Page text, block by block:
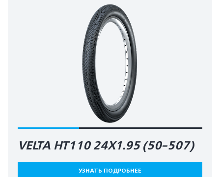
VELTA HT110 24X1.95 (50-507)
УЗНАТЬ ПОДРОБНЕЕ